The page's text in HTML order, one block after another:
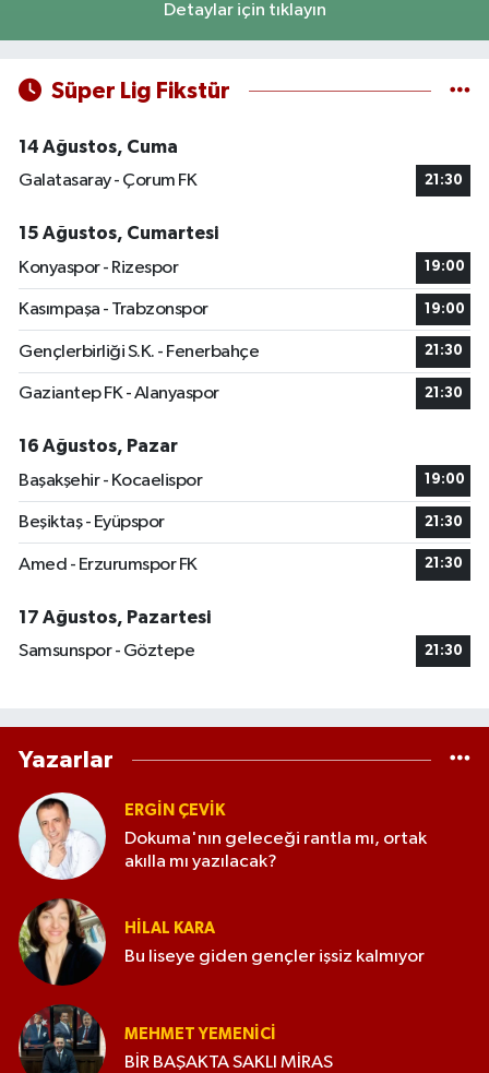
Detaylar için tıklayın
Süper Lig Fikstür
14 Ağustos, Cuma
Galatasaray - Çorum FK
21:30
15 Ağustos, Cumartesi
Konyaspor - Rizespor
19:00
Kasımpaşa - Trabzonspor 19:00
Gençlerbirliği S.K. - Fenerbahçe 21:30
Gaziantep FK - Alanyaspor 21:30
16 Ağustos, Pazar
Başakşehir - Kocaelispor
19:00
Beşiktaş - Eyüpspor 21:30
Amed - Erzurumspor FK 21:30
17 Ağustos, Pazartesi
Samsunspor - Göztepe
21:30
Yazarlar
ERGIN ÇEVİK
Dokuma'nın geleceği rantla mı, ortak
akılla mı yazılacak?
HILAL KARA
Bu liseye giden gençler işsiz kalmıyor
MEHMET YEMENICI
BİR BAŞAKTA SAKLI MİRAS